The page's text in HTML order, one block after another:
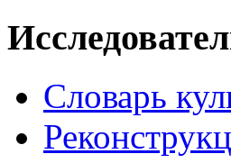
Словарь